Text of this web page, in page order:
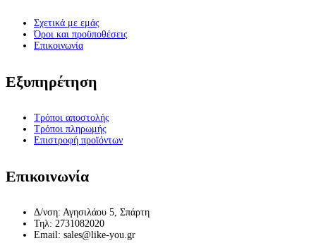
Σχετικά με εμάς
Όροι και προϋποθέσεις
Επικοινωνία
Εξυπηρέτηση
Τρόποι αποστολής
Τρόποι πληρωμής
Επιστροφή προϊόντων
Επικοινωνία
Δ/νση: Αγησιλάου 5, Σπάρτη
Τηλ: 2731082020
Email: sales@like-you.gr